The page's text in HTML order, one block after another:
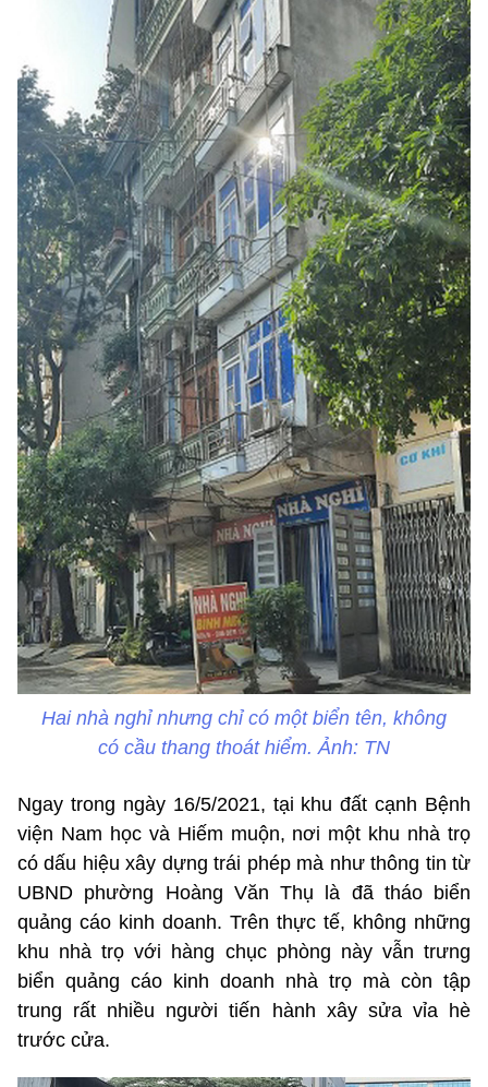
Hai nhà nghỉ nhưng chỉ có một biển tên, không
có cầu thang thoát hiểm. Ảnh: TN
Ngay trong ngày 16/5/2021, tại khu đất cạnh Bệnh
viện Nam học và Hiếm muộn, nơi một khu nhà trọ
có dấu hiệu xây dựng trái phép mà như thông tin từ
UBND phường Hoàng Văn Thụ là đã tháo biển
quảng cáo kinh doanh. Trên thực tế, không những
khu nhà trọ với hàng chục phòng này vẫn trưng
biển quảng cáo kinh doanh nhà trọ mà còn tập
trung rất nhiều người tiến hành xây sửa vỉa hè
trước cửa.